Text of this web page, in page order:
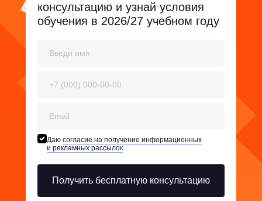
консультацию и узнай условия
обучения в 2026/27 учебном году
Даю согласие на получение информационных
и рекламных рассылок
Получить бесплатную консультацию